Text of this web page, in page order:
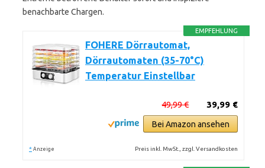
benachbarte Chargen.
EMPFEHLUNG
FOHERE Dörrautomat,
Dörrautomaten (35-70°C)
Temperatur Einstellbar
39,99 €
49,99 €
Bei Amazon ansehen
* Anzeige Preis inkl. MwSt., zzgl. Versandkosten